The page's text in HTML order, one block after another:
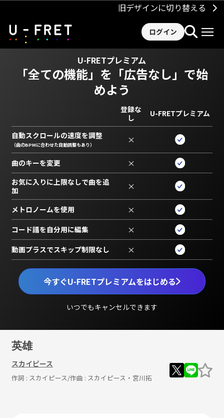
旧デザインに切り替える
ログイン
U-FRETプレミアム
「全ての機能」を 「広告なし」で始
めよう
今すぐU-FRETプレミアムをはじめる
いつでもキャンセルできます
登録な
し
U-FRETプレミアム
自動スクロールの速度を調整
（曲のBPMに合わせた自動調整もあり） ×
曲のキーを変更 ×
お気に入りに上限なしで曲を追
加
×
メトロノームを使用 ×
コード譜を自分用に編集 ×
動画プラスでスキップ制限なし ×
英雄
スカイピース
作詞 : スカイピース/作曲 : スカイピース・宮川拓